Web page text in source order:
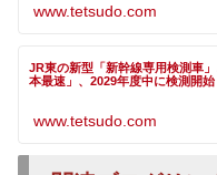
www.tetsudo.com
JR東の新型「新幹線専用検測車
本最速」、2029年度中に検測開
www.tetsudo.com